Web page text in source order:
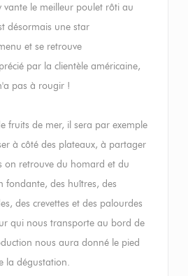
le meilleur poulet rôti au
désormais une star
et se retrouve
par la clientèle américaine,
pas à rougir !
fruits de mer, il sera par exemple
à côté des plateaux, à partager
on retrouve du homard et du
fondante, des huîtres, des
des crevettes et des palourdes
qui nous transporte au bord de
nous aura donné le pied
la dégustation.